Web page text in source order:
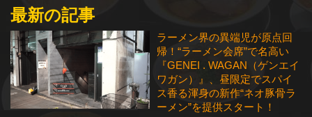
最新の記事
ラーメン界の異端児が原点回
帰！“ラーメン会席”で名高い
『GENEI . WAGAN（ゲンエイ
ワガン）』、昼限定でスパイ
ス香る渾身の新作“ネオ豚骨ラ
ーメン”を提供スタート！